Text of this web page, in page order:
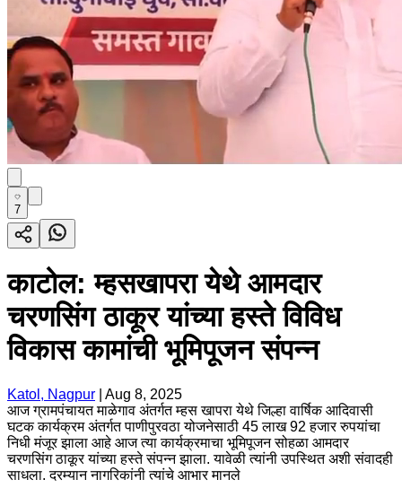
7
काटोल: म्हसखापरा येथे आमदार
चरणसिंग ठाकूर यांच्या हस्ते विविध
विकास कामांची भूमिपूजन संपन्न
Katol, Nagpur
Aug 8, 2025
आज ग्रामपंचायत माळेगाव अंतर्गत म्हस खापरा येथे जिल्हा वार्षिक आदिवासी
घटक कार्यक्रम अंतर्गत पाणीपुरवठा योजनेसाठी 45 लाख 92 हजार रुपयांचा
निधी मंजूर झाला आहे आज त्या कार्यक्रमाचा भूमिपूजन सोहळा आमदार
चरणसिंग ठाकूर यांच्या हस्ते संपन्न झाला. यावेळी त्यांनी उपस्थित अशी संवादही
साधला. दरम्यान नागरिकांनी त्यांचे आभार मानले